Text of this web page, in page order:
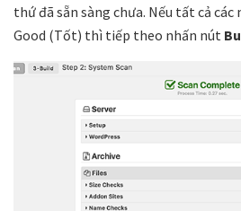
thứ đã sẵn sàng chưa. Nếu tất cả các
Good (Tốt) thì tiếp theo nhấn nút